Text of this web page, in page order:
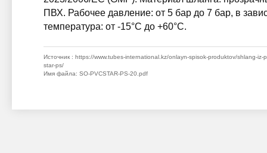
ПВХ. Рабочее давление: от 5 бар до 7 бар, в
температура: от -15°C до +60°C.
Источник : https://www.tubes-international.kz/onlayn-spisok-produktov/shlang-
star-ps/
Имя файла: SO-PVCSTAR-PS-20.pdf